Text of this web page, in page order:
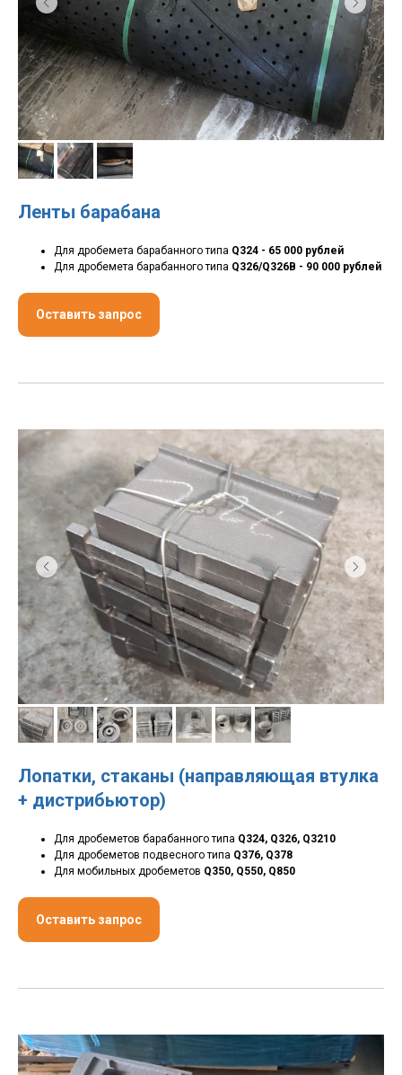
Ленты барабана
Для дробемета барабанного типа Q324 - 65 000 рублей
Для дробемета барабанного типа Q326/Q326B - 90 000 рублей
Оставить запрос
Лопатки, стаканы (направляющая втулка
+ дистрибьютор)
Для дробеметов барабанного типа Q324, Q326, Q3210
Для дробеметов подвесного типа Q376, Q378
Для мобильных дробеметов Q350, Q550, Q850
Оставить запрос